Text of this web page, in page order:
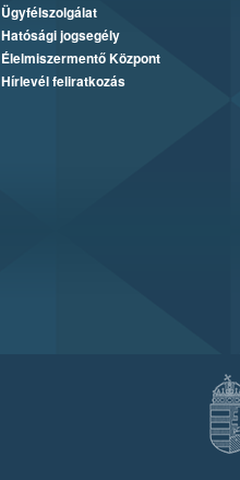
Ügyfélszolgálat
Hatósági jogsegély
Élelmiszermentő Központ
Hírlevél feliratkozás